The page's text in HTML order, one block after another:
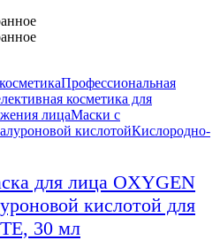
Профессиональная
косметика для
лицаМаски с
кислотойКислородно-
для лица OXYGEN
кислотой для
30 мл